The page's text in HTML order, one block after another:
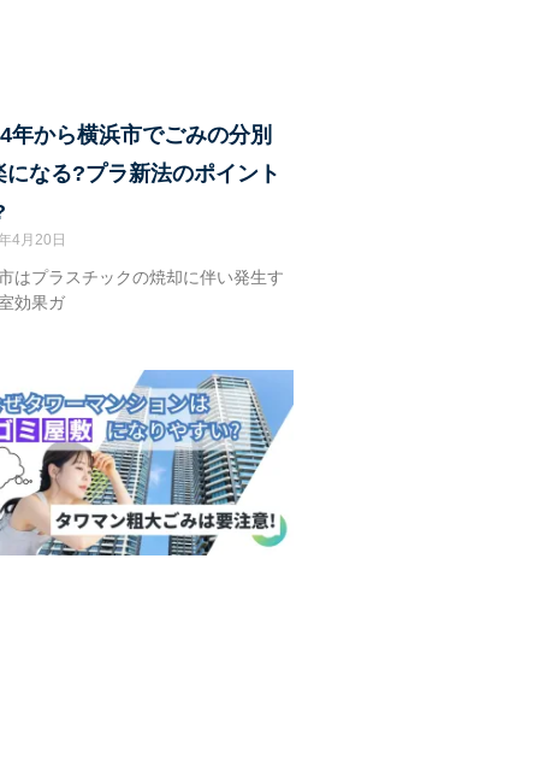
年から横浜市でごみの分別
になる?プラ新法のポイント
4月20日
はプラスチックの焼却に伴い発生す
効果ガ